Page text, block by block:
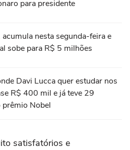
para presidente
nesta segunda-feira e
sobe para R$ 5 milhões
Davi Lucca quer estudar nos
R$ 400 mil e já teve 29
prêmio Nobel
satisfatórios e